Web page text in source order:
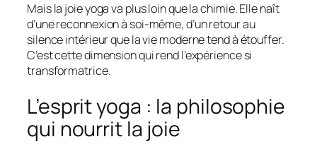
Mais la joie yoga va plus loin que la chimie. Elle naît
d’une reconnexion à soi-même, d’un retour au
silence intérieur que la vie moderne tend à étouffer.
C’est cette dimension qui rend l’expérience si
transformatrice.
L’esprit yoga : la philosophie
qui nourrit la joie